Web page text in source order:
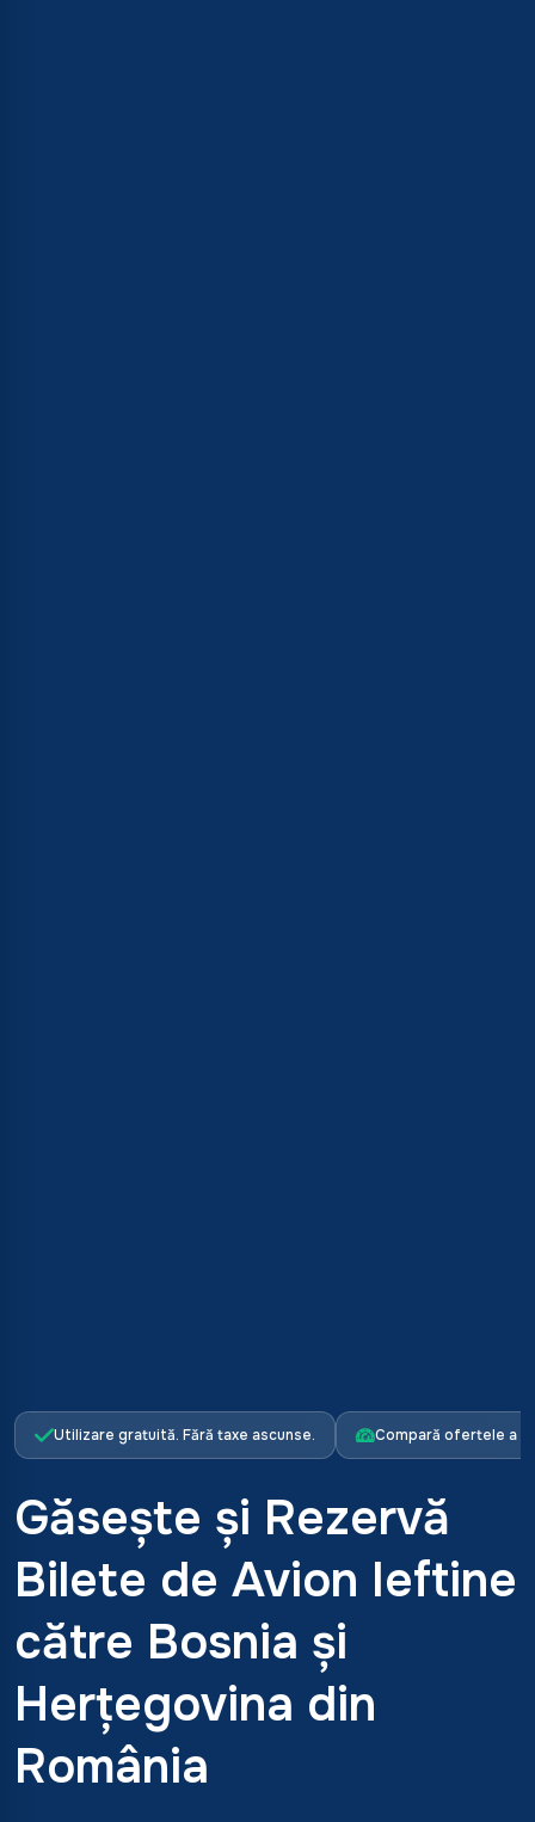
Utilizare gratuită. Fără taxe ascunse. Compară ofertele a
Găsește și Rezervă
Bilete de Avion Ieftine
către Bosnia și
Herțegovina din
România